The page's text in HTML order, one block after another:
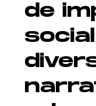
de